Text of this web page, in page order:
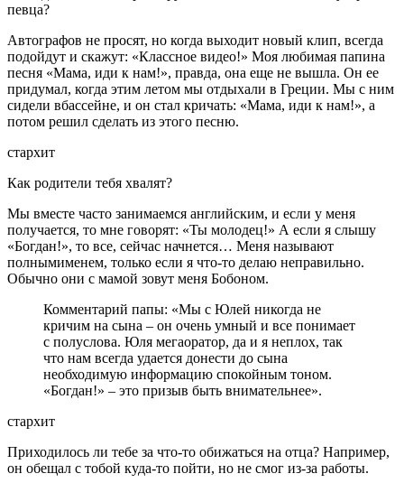
певца?
Автографов не просят, но когда выходит новый клип, всегда
подойдут и скажут: «Классное видео!» Моя любимая папина
песня «Мама, иди к нам!», правда, она еще не вышла. Он ее
придумал, когда этим летом мы отдыхали в Греции. Мы с ним
сидели вбассейне, и он стал кричать: «Мама, иди к нам!», а
потом решил сделать из этого песню.
стархит
Как родители тебя хвалят?
Мы вместе часто занимаемся английским, и если у меня
получается, то мне говорят: «Ты молодец!» А если я слышу
«Богдан!», то все, сейчас начнется… Меня называют
полнымименем, только если я что-то делаю неправильно.
Обычно они с мамой зовут меня Бобоном.
Комментарий папы: «Мы с Юлей никогда не
кричим на сына – он очень умный и все понимает
с полуслова. Юля мегаоратор, да и я неплох, так
что нам всегда удается донести до сына
необходимую информацию спокойным тоном.
«Богдан!» – это призыв быть внимательнее».
стархит
Приходилось ли тебе за что-то обижаться на отца? Например,
он обещал с тобой куда-то пойти, но не смог из-за работы.